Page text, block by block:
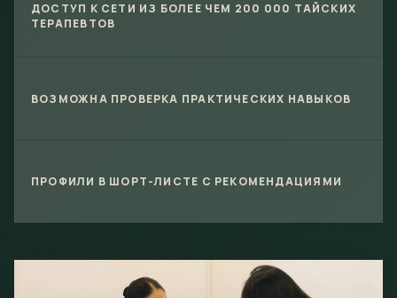
ДОСТУП К СЕТИ ИЗ БОЛЕЕ ЧЕМ 200 000 ТАЙСКИХ
ТЕРАПЕВТОВ
ВОЗМОЖНА ПРОВЕРКА ПРАКТИЧЕСКИХ НАВЫКОВ
ПРОФИЛИ В ШОРТ-ЛИСТЕ С РЕКОМЕНДАЦИЯМИ